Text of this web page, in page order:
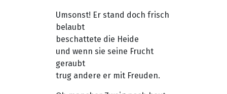
Umsonst! Er stand doch frisch
belaubt
beschattete die Heide
und wenn sie seine Frucht
geraubt
trug andere er mit Freuden.